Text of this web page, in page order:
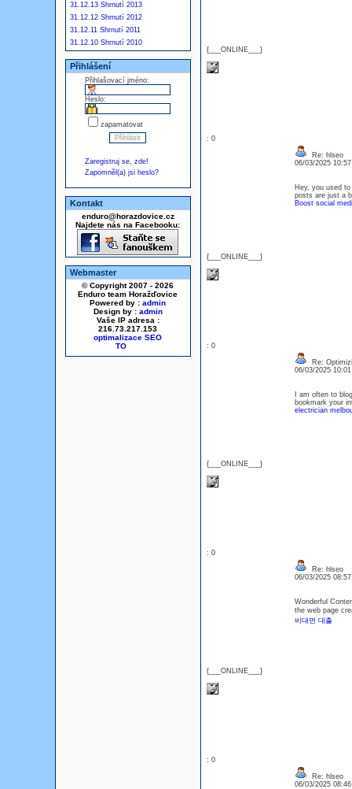
31.12.13 Shrnutí 2013
31.12.12 Shrnutí 2012
31.12.11 Shrnutí 2011
31.12.10 Shrnutí 2010
Přihlášení
Přihlašovací jméno:
Heslo:
zapamatovat
Zaregistruj se, zde!
Zapomněl(a) jsi heslo?
Kontakt
enduro@horazdovice.cz
Najdete nás na Facebooku:
Webmaster
© Copyright 2007 - 2026
Enduro team Horažďovice
Powered by : admin
Design by : admin
Vaše IP adresa :
216.73.217.153
optimalizace SEO
{___ONLINE___}
: 0
{___ONLINE___}
Re: hlseo
06/03/2025
Hey, you used
posts are just a
Boost social
: 0
{___ONLINE___}
Re:
06/03/2025
I am often to
bookmark your
electrician
: 0
{___ONLINE___}
Re: hlseo
06/03/2025
Wonderful
the web page
비대면 대출
: 0
Re: hlseo
06/03/2025